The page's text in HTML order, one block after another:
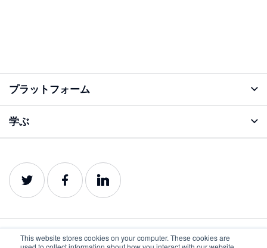
This website stores cookies on your computer. These cookies are
プラットフォーム
学ぶ
プロダクトガイド